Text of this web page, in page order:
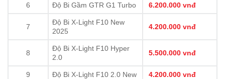
6 Độ Bi Gầm GTR G1 Turbo 6.200.000 vnđ
7
Độ Bi X-Light F10 New
2025
4.200.000 vnđ
8
Độ Bi X-Light F10 Hyper
2.0
5.500.000 vnđ
9 Độ Bi X-Light F10 2.0 New 4.200.000 vnđ